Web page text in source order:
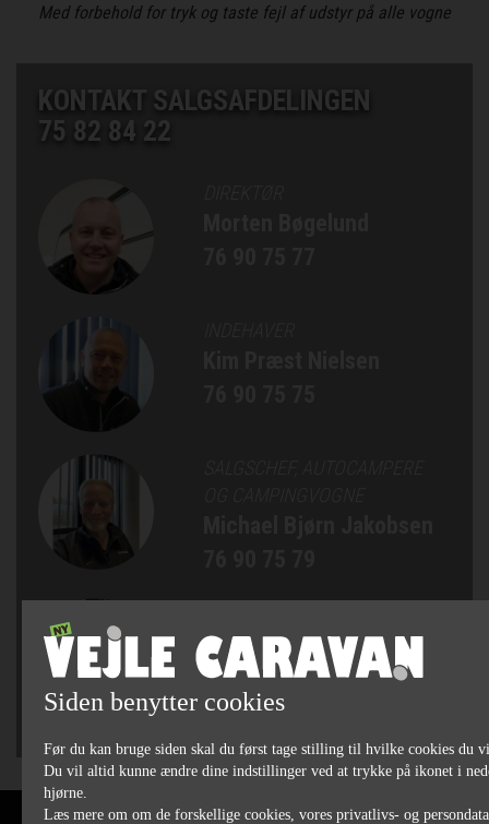
Med forbehold for tryk og taste fejl af udstyr på alle vogne
KONTAKT SALGSAFDELINGEN
75 82 84 22
Jan Bertelsen
75 82 84 22
Siden benytter cookies
Før du kan bruge siden skal du først tage stilling til hvilke cookies du
Du vil altid kunne ændre dine indstillinger ved at trykke på ikonet i
hjørne.
Læs mere om om de forskellige cookies, vores privatlivs- og